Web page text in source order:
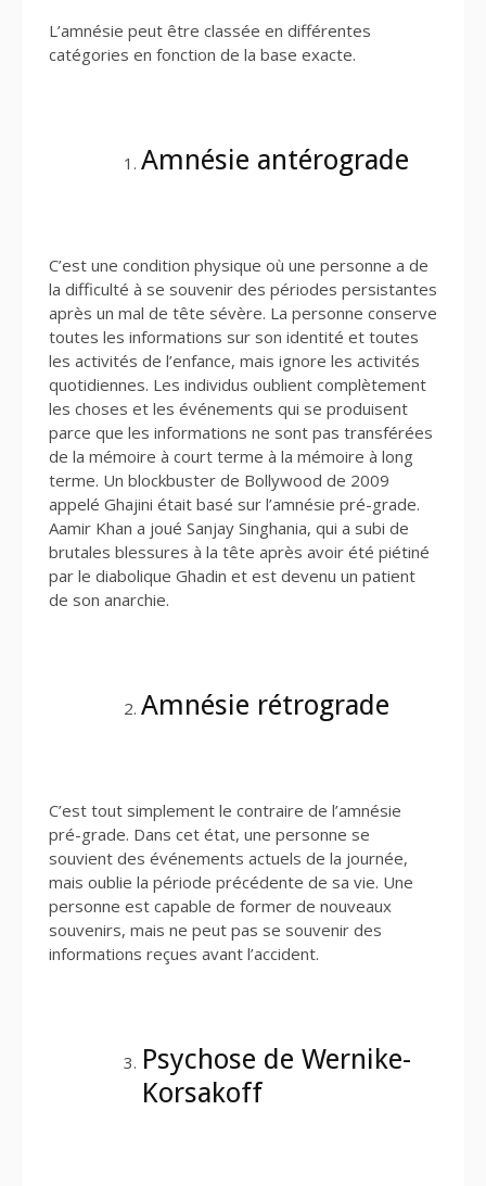
L’amnésie peut être classée en différentes
catégories en fonction de la base exacte.
Amnésie antérograde
C’est une condition physique où une personne a de
la difficulté à se souvenir des périodes persistantes
après un mal de tête sévère. La personne conserve
toutes les informations sur son identité et toutes
les activités de l’enfance, mais ignore les activités
quotidiennes. Les individus oublient complètement
les choses et les événements qui se produisent
parce que les informations ne sont pas transférées
de la mémoire à court terme à la mémoire à long
terme. Un blockbuster de Bollywood de 2009
appelé Ghajini était basé sur l’amnésie pré-grade.
Aamir Khan a joué Sanjay Singhania, qui a subi de
brutales blessures à la tête après avoir été piétiné
par le diabolique Ghadin et est devenu un patient
de son anarchie.
Amnésie rétrograde
C’est tout simplement le contraire de l’amnésie
pré-grade. Dans cet état, une personne se
souvient des événements actuels de la journée,
mais oublie la période précédente de sa vie. Une
personne est capable de former de nouveaux
souvenirs, mais ne peut pas se souvenir des
informations reçues avant l’accident.
Psychose de Wernike-
Korsakoff